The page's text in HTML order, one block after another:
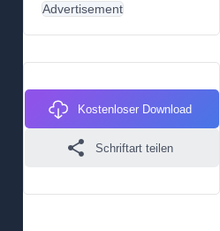
Advertisement
Kostenloser Download
Schriftart teilen